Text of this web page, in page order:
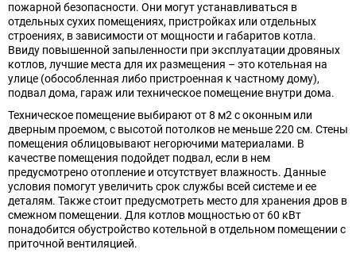
пожарной безопасности. Они могут устанавливаться в
отдельных сухих помещениях, пристройках или отдельных
строениях, в зависимости от мощности и габаритов котла.
Ввиду повышенной запыленности при эксплуатации дровяных
котлов, лучшие места для их размещения – это котельная на
улице (обособленная либо пристроенная к частному дому),
подвал дома, гараж или техническое помещение внутри дома.
Техническое помещение выбирают от 8 м2 с оконным или
дверным проемом, с высотой потолков не меньше 220 см. Стены
помещения облицовывают негорючими материалами. В
качестве помещения подойдет подвал, если в нем
предусмотрено отопление и отсутствует влажность. Данные
условия помогут увеличить срок службы всей системе и ее
деталям. Также стоит предусмотреть место для хранения дров в
смежном помещении. Для котлов мощностью от 60 кВт
понадобится обустройство котельной в отдельном помещении с
приточной вентиляцией.